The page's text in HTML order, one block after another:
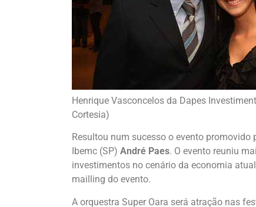
Henrique Vasconcelos da Dapes
Cortesia)
Resultou num sucesso o evento
Ibemc (SP) André Paes. O evento reuniu
investimentos no cenário da economia
mailling do evento.
A orquestra Super Oara será atração nas